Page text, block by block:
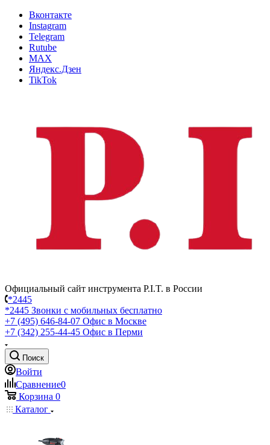
Вконтакте
Instagram
Telegram
Rutube
MAX
Яндекс.Дзен
TikTok
Официальный сайт инструмента P.I.T. в России
*2445
*2445 Звонки с мобильных бесплатно
+7 (495) 646-84-07 Офис в Москве
+7 (342) 255-44-45 Офис в Перми
Поиск
Войти
Сравнение0
Корзина 0
Каталог